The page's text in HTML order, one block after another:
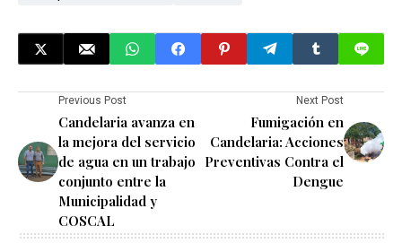
Previous Post
Candelaria avanza en
la mejora del servicio
de agua en un trabajo
conjunto entre la
Municipalidad y
COSCAL
Next Post
Fumigación en
Candelaria: Acciones
Preventivas Contra el
Dengue